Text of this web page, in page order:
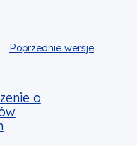
Poprzednie wersje
przepisów
o